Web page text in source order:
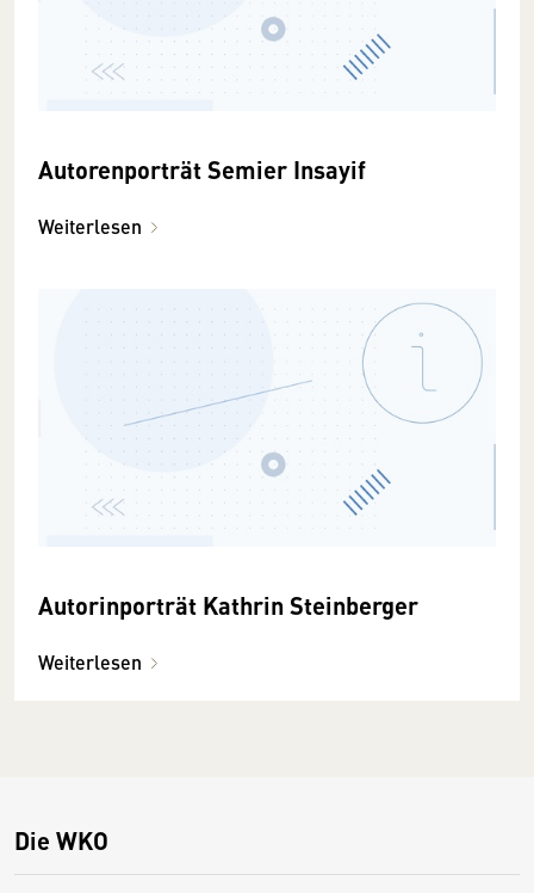
Autorenporträt Semier Insayif
Weiterlesen
Autorinporträt Kathrin Steinberger
Weiterlesen
Die WKO